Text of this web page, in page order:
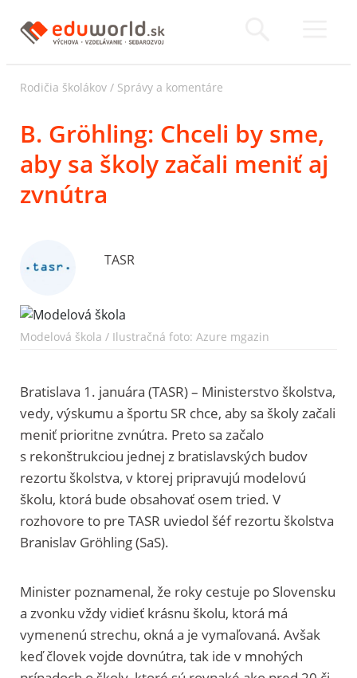
Rodičia školákov / Správy a komentáre
B. Gröhling: Chceli by sme,
aby sa školy začali meniť aj
zvnútra
TASR
Modelová škola / Ilustračná foto: Azure mgazin
Bratislava 1. januára (TASR) – Ministerstvo školstva,
vedy, výskumu a športu SR chce, aby sa školy začali
meniť prioritne zvnútra. Preto sa začalo
s rekonštrukciou jednej z bratislavských budov
rezortu školstva, v ktorej pripravujú modelovú
školu, ktorá bude obsahovať osem tried. V
rozhovore to pre TASR uviedol šéf rezortu školstva
Branislav Gröhling (SaS).
Minister poznamenal, že roky cestuje po Slovensku
a zvonku vždy vidieť krásnu školu, ktorá má
vymenenú strechu, okná a je vymaľovaná. Avšak
keď človek vojde dovnútra, tak ide v mnohých